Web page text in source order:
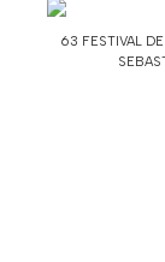
63 FESTIVAL